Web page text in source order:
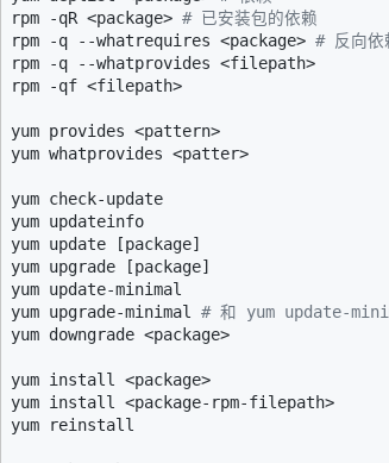
rpm -qR <package> # 已安装包的依赖
rpm -q --whatrequires <package> # 反向依
rpm -q --whatprovides <filepath>
rpm -qf <filepath>
yum provides <pattern>
yum whatprovides <patter>
yum check-update
yum updateinfo
yum update [package]
yum upgrade [package]
yum update-minimal
yum upgrade-minimal # 和 yum update-
yum downgrade <package>
yum install <package>
yum install <package-rpm-filepath>
yum reinstall